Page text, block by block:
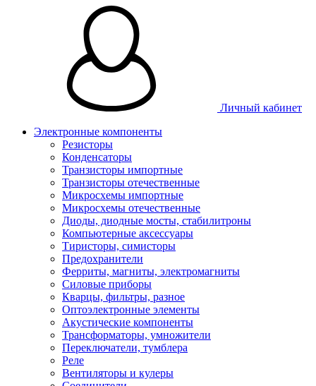
Личный кабинет
Электронные компоненты
Резисторы
Конденсаторы
Транзисторы импортные
Транзисторы отечественные
Микросхемы импортные
Микросхемы отечественные
Диоды, диодные мосты, стабилитроны
Компьютерные аксессуары
Тиристоры, симисторы
Предохранители
Ферриты, магниты, электромагниты
Силовые приборы
Кварцы, фильтры, разное
Оптоэлектронные элементы
Акустические компоненты
Трансформаторы, умножители
Переключатели, тумблера
Реле
Вентиляторы и кулеры